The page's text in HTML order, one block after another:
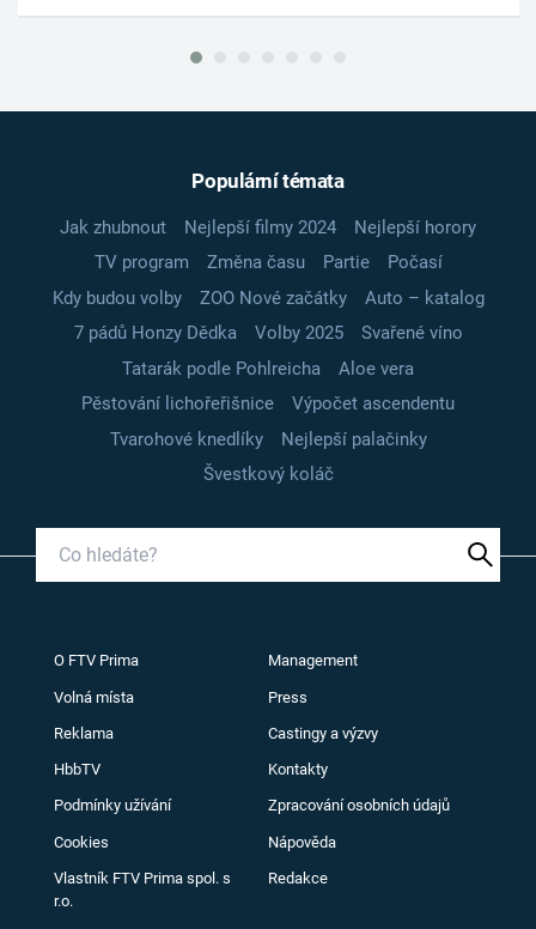
Populární témata
Jak zhubnout Nejlepší filmy 2024
Nejlepší horory
TV program
Změna času Partie
Počasí
Kdy budou volby
ZOO Nové začátky
Auto – katalog
7 pádů Honzy Dědka
Volby 2025
Svařené víno
Tatarák podle Pohlreicha
Aloe vera
Pěstování lichořeřišnice
Výpočet ascendentu
Tvarohové knedlíky
Nejlepší palačinky
Švestkový koláč
O FTV Prima Management
Volná místa Press
Reklama Castingy a výzvy
HbbTV Kontakty
Podmínky užívání Zpracování osobních údajů
Cookies Nápověda
Vlastník FTV Prima spol. s
r.o.
Redakce